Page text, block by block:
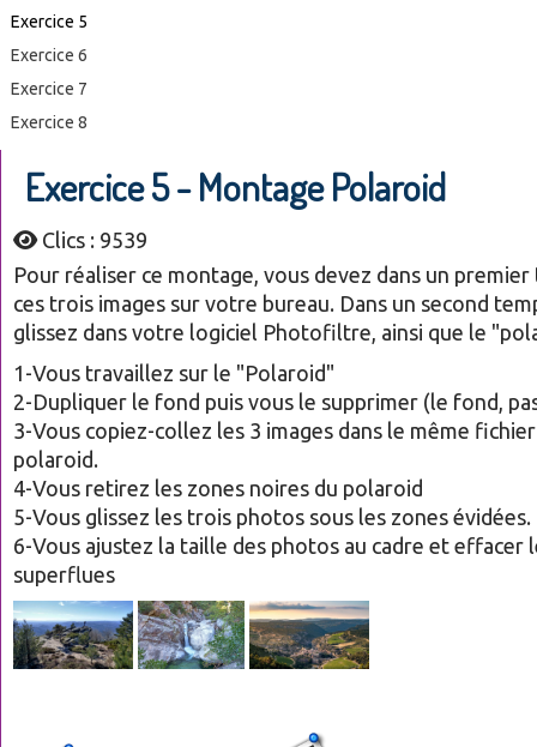
Exercice 5
Exercice 6
Exercice 7
Exercice 8
Exercice 5 - Montage Polaroid
Clics : 9539
Pour réaliser ce montage, vous devez dans un
ces trois images sur votre bureau. Dans un second
glissez dans votre logiciel Photofiltre, ainsi que le
1-Vous travaillez sur le "Polaroid"
2-Dupliquer le fond puis vous le supprimer (le fond,
3-Vous copiez-collez les 3 images dans le même
polaroid.
4-Vous retirez les zones noires du polaroid
5-Vous glissez les trois photos sous les zones évidées.
6-Vous ajustez la taille des photos au cadre et effacer
superflues